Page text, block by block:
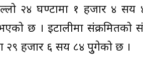
२४ घण्टामा १ हजार ४
छ । इटालीमा
हजार ६ सय ८४ पुुगेको छ ।